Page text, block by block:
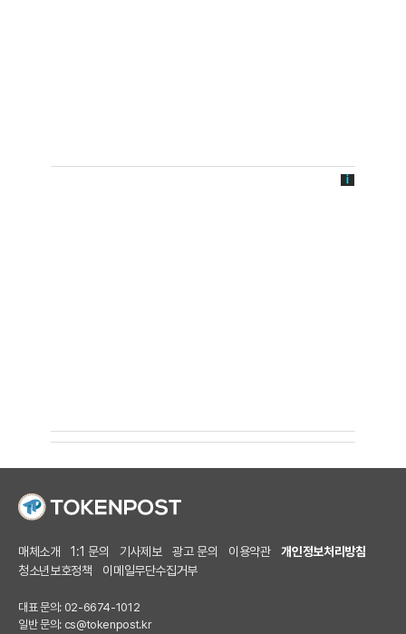
매체소개 1:1 문의 기사제보 광고 문의 이용약관
개인정보처리방침
청소년보호정책
이메일무단수집거부
대표 문의: 02-6674-1012
일반 문의: cs@tokenpost.kr